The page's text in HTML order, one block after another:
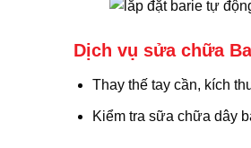
Dịch vụ sửa chữa
Thay thế tay cần, kích
Kiểm tra sữa chữa dây